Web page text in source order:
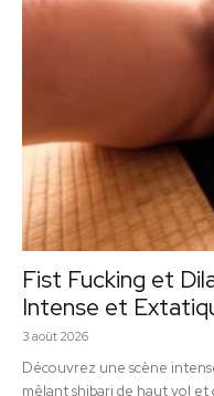
Fist Fucking et
Intense et
3 août 2026
Découvrez une scène
mêlant shibari de haut vol et